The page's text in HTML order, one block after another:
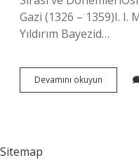
Gazi (1326 – 1359)I. I.
Yıldırım Bayezid…
Devamını okuyun Sancağa
Çıkmadan
Sitemap